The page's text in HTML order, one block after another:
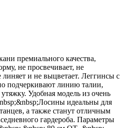
премиального качества,
не просвечивает, не
линяет и не выцветает. Леггинсы с
подчеркивают линию талии,
Удобная модель из очень
идеальны для
а также станут отличным
гардероба. Параметры